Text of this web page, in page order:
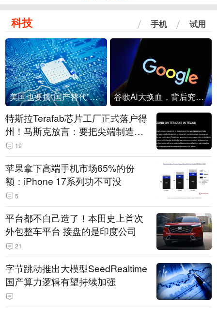
科技 手机 试用
美国也要搞“国产替代”？先算清三笔账 谷歌AI大换血，背后究竟发生了什么？
特斯拉Terafab芯片工厂正式落户得
州！马斯克放言：要把尖端制造带
回美国
19
苹果拿下高端手机市场65%的份
额：iPhone 17系列功不可没
5
平台都不自己造了！本田史上首次
外包整车平台 接盘的是印度公司
21
字节跳动推出大模型SeedRealtime
国产算力逻辑有望持续加强